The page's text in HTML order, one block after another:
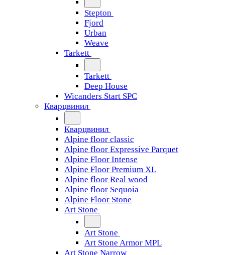
Stepton
Fjord
Urban
Weave
Tarkett
Tarkett
Deep House
Wicanders Start SPC
Кварцвинил
Кварцвинил
Alpine floor classic
Alpine floor Expressive Parquet
Alpine Floor Intense
Alpine Floor Premium XL
Alpine floor Real wood
Alpine floor Sequoia
Alpine Floor Stone
Art Stone
Art Stone
Art Stone Armor MPL
Art Stone Narrow